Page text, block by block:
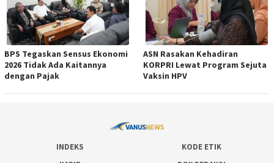
BPS Tegaskan Sensus Ekonomi
2026 Tidak Ada Kaitannya
dengan Pajak
ASN Rasakan Kehadiran
KORPRI Lewat Program Sejuta
Vaksin HPV
INDEKS
KODE ETIK